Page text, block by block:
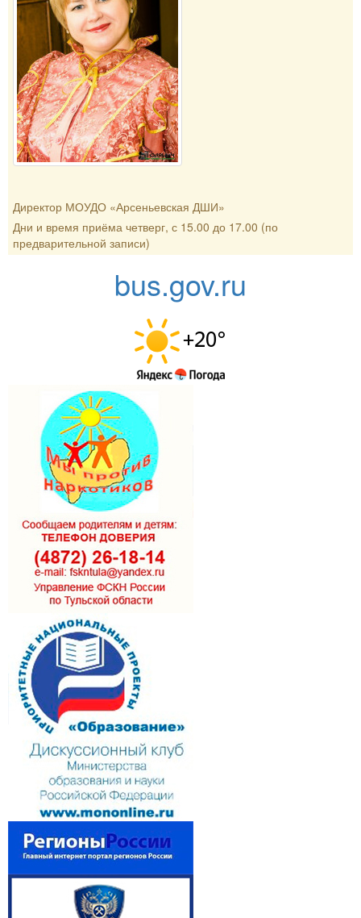
Директор МОУДО «Арсеньевская ДШИ»
Дни и время приёма четверг, с 15.00 до 17.00 (по
предварительной записи)
bus.gov.ru